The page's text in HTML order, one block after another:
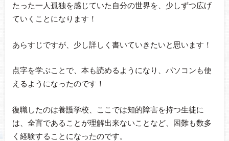
たった一人孤独を感じていた自分の世界を、少しずつ広げ
ていくことになります！
あらすじですが、少し詳しく書いていきたいと思います！
点字を学ぶことで、本も読めるようになり、パソコンも使
えるようになったのです！
復職したのは養護学校、ここでは知的障害を持つ生徒に
は、全盲であることが理解出来ないことなど、困難も数多
く経験することになったのです。